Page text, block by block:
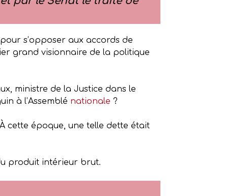
s’opposer aux accords de
grand visionnaire de la politique
ministre de la Justice dans le
à l’Assemblé nationale ?
cette époque, une telle dette était
produit intérieur brut.